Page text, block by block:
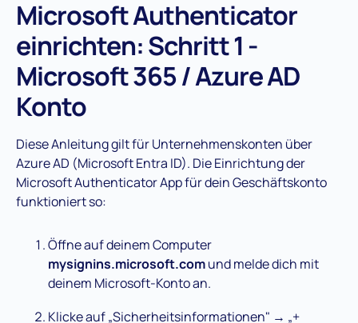
Microsoft Authenticator
einrichten: Schritt 1 -
Microsoft 365 / Azure AD
Konto
Diese Anleitung gilt für Unternehmenskonten über
Azure AD (Microsoft Entra ID). Die Einrichtung der
Microsoft Authenticator App für dein Geschäftskonto
funktioniert so:
Öffne auf deinem Computer
mysignins.microsoft.comund melde dich mit
deinem Microsoft-Konto an.
Klicke auf „Sicherheitsinformationen" → „+